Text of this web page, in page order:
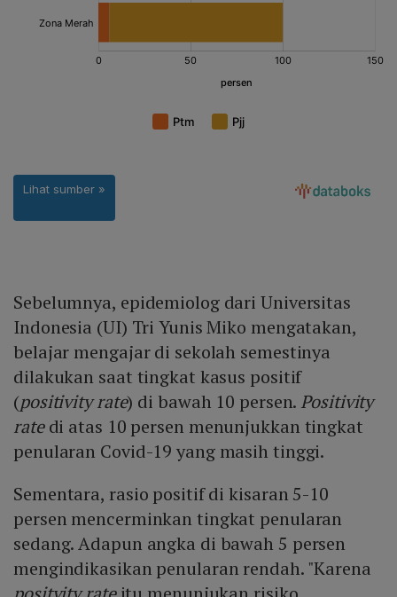
Sebelumnya, epidemiolog dari Universitas
Indonesia (UI) Tri Yunis Miko mengatakan,
belajar mengajar di sekolah semestinya
dilakukan saat tingkat kasus positif
(positivity rate) di bawah 10 persen. Positivity
ratedi atas 10 persen menunjukkan tingkat
penularan Covid-19 yang masih tinggi.
Sementara, rasio positif di kisaran 5-10
persen mencerminkan tingkat penularan
sedang. Adapun angka di bawah 5 persen
mengindikasikan penularan rendah. "Karena